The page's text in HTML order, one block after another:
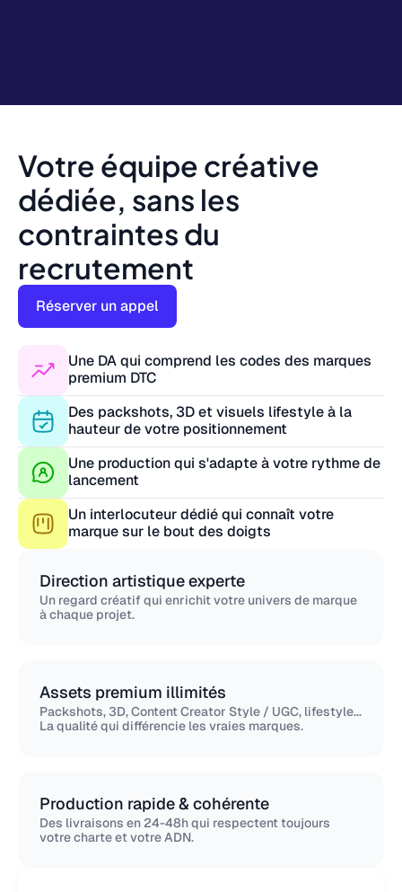
Votre équipe créative
dédiée, sans les
contraintes du
recrutement
Réserver un appel
Une DA qui comprend les codes des marques
premium DTC
Des packshots, 3D et visuels lifestyle à la
hauteur de votre positionnement
Une production qui s'adapte à votre rythme de
lancement
Un interlocuteur dédié qui connaît votre
marque sur le bout des doigts
Direction artistique experte
Un regard créatif qui enrichit votre univers de marque
à chaque projet.
Assets premium illimités
Packshots, 3D, Content Creator Style / UGC, lifestyle...
La qualité qui différencie les vraies marques.
Production rapide & cohérente
Des livraisons en 24-48h qui respectent toujours
votre charte et votre ADN.